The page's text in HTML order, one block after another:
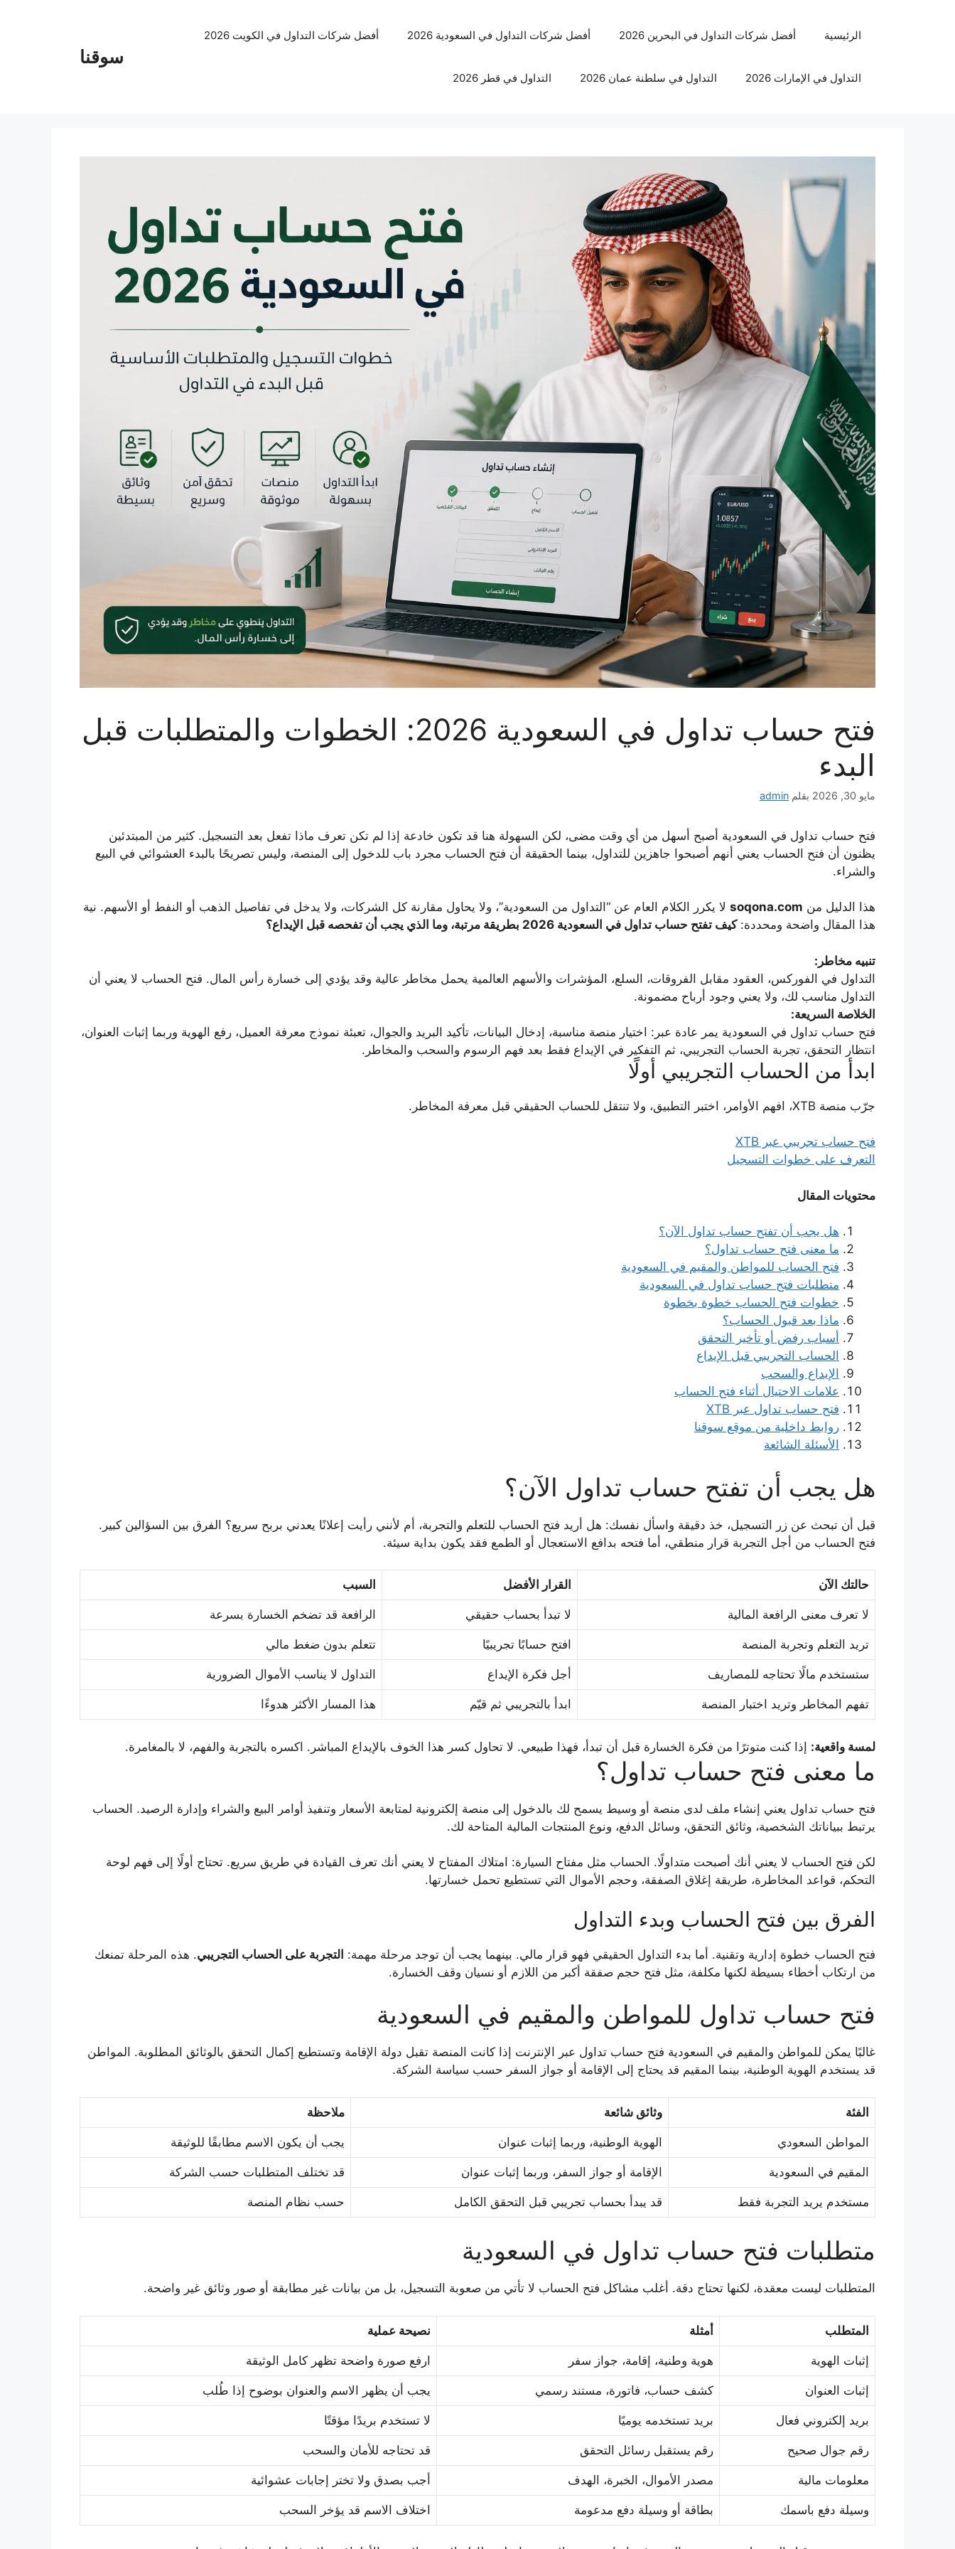
سوقنا
الرئيسية أفضل شركات التداول في البحرين 2026 أفضل شركات التداول في السعودية 2026 أفضل شركات التداول في الكويت 2026
التداول في الإمارات 2026 التداول في سلطنة عمان 2026 التداول في قطر 2026
فتح حساب تداول في السعودية 2026: الخطوات والمتطلبات قبل
البدء
مايو 30, 2026 بقلم admin
فتح حساب تداول في السعودية أصبح أسهل من أي وقت مضى، لكن السهولة هنا قد تكون خادعة إذا لم تكن تعرف ماذا تفعل بعد التسجيل. كثير من المبتدئين
يظنون أن فتح الحساب يعني أنهم أصبحوا جاهزين للتداول، بينما الحقيقة أن فتح الحساب مجرد باب للدخول إلى المنصة، وليس تصريحًا بالبدء العشوائي في البيع
والشراء.
هذا الدليل من soqona.com لا يكرر الكلام العام عن “التداول من السعودية”، ولا يحاول مقارنة كل الشركات، ولا يدخل في تفاصيل الذهب أو النفط أو الأسهم. نية
هذا المقال واضحة ومحددة:كيف تفتح حساب تداول في السعودية 2026 بطريقة مرتبة، وما الذي يجب أن تفحصه قبل الإيداع؟
تنبيه مخاطر:
التداول في الفوركس، العقود مقابل الفروقات، السلع، المؤشرات والأسهم العالمية يحمل مخاطر عالية وقد يؤدي إلى خسارة رأس المال. فتح الحساب لا يعني أن
التداول مناسب لك، ولا يعني وجود أرباح مضمونة.
الخلاصة السريعة:
فتح حساب تداول في السعودية يمر عادة عبر: اختيار منصة مناسبة، إدخال البيانات، تأكيد البريد والجوال، تعبئة نموذج معرفة العميل، رفع الهوية وربما إثبات العنوان،
انتظار التحقق، تجربة الحساب التجريبي، ثم التفكير في الإيداع فقط بعد فهم الرسوم والسحب والمخاطر.
ابدأ من الحساب التجريبي أولًا
جرّب منصة XTB، افهم الأوامر، اختبر التطبيق، ولا تنتقل للحساب الحقيقي قبل معرفة المخاطر.
فتح حساب تجريبي عبر XTB
التعرف على خطوات التسجيل
محتويات المقال
هل يجب أن تفتح حساب تداول الآن؟
ما معنى فتح حساب تداول؟
فتح الحساب للمواطن والمقيم في السعودية
متطلبات فتح حساب تداول في السعودية
خطوات فتح الحساب خطوة بخطوة
ماذا بعد قبول الحساب؟
أسباب رفض أو تأخير التحقق
الحساب التجريبي قبل الإيداع
الإيداع والسحب
علامات الاحتيال أثناء فتح الحساب
فتح حساب تداول عبر XTB
روابط داخلية من موقع سوقنا
الأسئلة الشائعة
هل يجب أن تفتح حساب تداول الآن؟
قبل أن تبحث عن زر التسجيل، خذ دقيقة واسأل نفسك: هل أريد فتح الحساب للتعلم والتجربة، أم لأنني رأيت إعلانًا يعدني بربح سريع؟ الفرق بين السؤالين كبير.
فتح الحساب من أجل التجربة قرار منطقي، أما فتحه بدافع الاستعجال أو الطمع فقد يكون بداية سيئة.
حالتك الآن القرار الأفضل السبب
لا تعرف معنى الرافعة المالية لا تبدأ بحساب حقيقي الرافعة قد تضخم الخسارة بسرعة
تريد التعلم وتجربة المنصة افتح حسابًا تجريبيًا تتعلم بدون ضغط مالي
ستستخدم مالًا تحتاجه للمصاريف أجل فكرة الإيداع التداول لا يناسب الأموال الضرورية
تفهم المخاطر وتريد اختبار المنصة ابدأ بالتجريبي ثم قيّم هذا المسار الأكثر هدوءًا
لمسة واقعية: إذا كنت متوترًا من فكرة الخسارة قبل أن تبدأ، فهذا طبيعي. لا تحاول كسر هذا الخوف بالإيداع المباشر. اكسره بالتجربة والفهم، لا بالمغامرة.
ما معنى فتح حساب تداول؟
فتح حساب تداول يعني إنشاء ملف لدى منصة أو وسيط يسمح لك بالدخول إلى منصة إلكترونية لمتابعة الأسعار وتنفيذ أوامر البيع والشراء وإدارة الرصيد. الحساب
يرتبط ببياناتك الشخصية، وثائق التحقق، وسائل الدفع، ونوع المنتجات المالية المتاحة لك.
لكن فتح الحساب لا يعني أنك أصبحت متداولًا. الحساب مثل مفتاح السيارة: امتلاك المفتاح لا يعني أنك تعرف القيادة في طريق سريع. تحتاج أولًا إلى فهم لوحة
التحكم، قواعد المخاطرة، طريقة إغلاق الصفقة، وحجم الأموال التي تستطيع تحمل خسارتها.
الفرق بين فتح الحساب وبدء التداول
فتح الحساب خطوة إدارية وتقنية. أما بدء التداول الحقيقي فهو قرار مالي. بينهما يجب أن توجد مرحلة مهمة: التجربة على الحساب التجريبي. هذه المرحلة تمنعك
من ارتكاب أخطاء بسيطة لكنها مكلفة، مثل فتح حجم صفقة أكبر من اللازم أو نسيان وقف الخسارة.
فتح حساب تداول للمواطن والمقيم في السعودية
غالبًا يمكن للمواطن والمقيم في السعودية فتح حساب تداول عبر الإنترنت إذا كانت المنصة تقبل دولة الإقامة وتستطيع إكمال التحقق بالوثائق المطلوبة. المواطن
قد يستخدم الهوية الوطنية، بينما المقيم قد يحتاج إلى الإقامة أو جواز السفر حسب سياسة الشركة.
الفئة وثائق شائعة ملاحظة
المواطن السعودي الهوية الوطنية، وربما إثبات عنوان يجب أن يكون الاسم مطابقًا للوثيقة
المقيم في السعودية الإقامة أو جواز السفر، وربما إثبات عنوان قد تختلف المتطلبات حسب الشركة
مستخدم يريد التجربة فقط قد يبدأ بحساب تجريبي قبل التحقق الكامل حسب نظام المنصة
متطلبات فتح حساب تداول في السعودية
المتطلبات ليست معقدة، لكنها تحتاج دقة. أغلب مشاكل فتح الحساب لا تأتي من صعوبة التسجيل، بل من بيانات غير مطابقة أو صور وثائق غير واضحة.
المتطلب أمثلة نصيحة عملية
إثبات الهوية هوية وطنية، إقامة، جواز سفر ارفع صورة واضحة تظهر كامل الوثيقة
إثبات العنوان كشف حساب، فاتورة، مستند رسمي يجب أن يظهر الاسم والعنوان بوضوح إذا طُلب
بريد إلكتروني فعال بريد تستخدمه يوميًا لا تستخدم بريدًا مؤقتًا
رقم جوال صحيح رقم يستقبل رسائل التحقق قد تحتاجه للأمان والسحب
معلومات مالية مصدر الأموال، الخبرة، الهدف أجب بصدق ولا تختر إجابات عشوائية
وسيلة دفع باسمك بطاقة أو وسيلة دفع مدعومة اختلاف الاسم قد يؤخر السحب